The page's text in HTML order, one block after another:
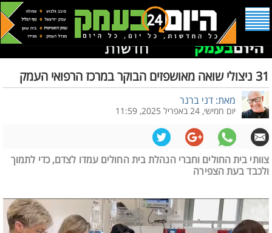
31 ניצולי שואה מאושפזים הבוקר במרכז הרפואי העמק
מאת: דני ברנר
יום חמישי, 24 באפריל 2025, 11:59
צוותי בית החולים וחברי הנהלת בית החולים עמדו לצדם, כדי לתמוך
ולכבד בעת הצפירה